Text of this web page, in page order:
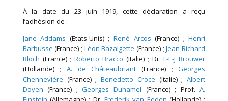
À la date du 23 juin 1919, cette déclaration a reçu
l’adhésion de :
Jane Addams (Etats-Unis) ;René Arcos(France) ;Henri
Barbusse (France) ; Léon Bazalgette (France) ;Jean-Richard
Bloch (France) ;Roberto Bracco (Italie) ; Dr.L-E-J Brouwer
(Hollande) ;A. de Châteaubriant (France) ;Georges
Chennevière (France) ;Benedetto Croce (Italie) ;Albert
Doyen (France) ;Georges Duhamel (France) ; Prof.A.